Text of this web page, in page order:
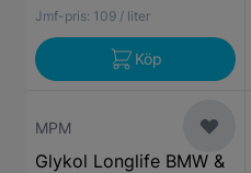
Jmf-pris: 109 / liter
Köp
MPM
Glykol Longlife BMW &